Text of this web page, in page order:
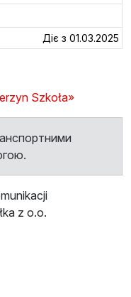
Діє з 01.03.2025
Szkoła»
z o.o.